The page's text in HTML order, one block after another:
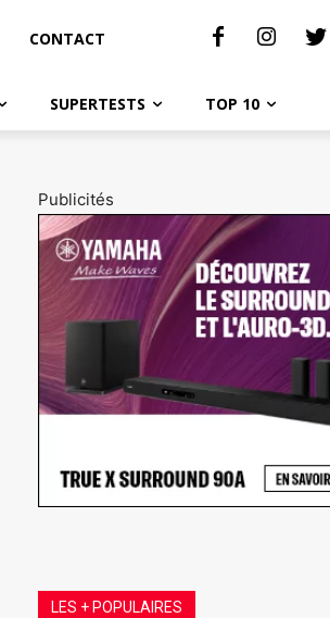
CONTACT
SUPERTESTS TOP 10
Publicités
LES + POPULAIRES